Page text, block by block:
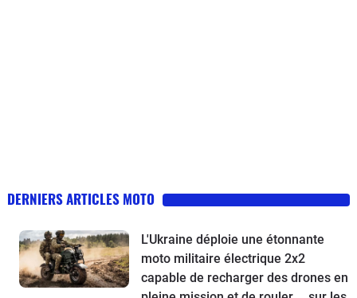
DERNIERS ARTICLES MOTO
L'Ukraine déploie une étonnante
moto militaire électrique 2x2
capable de recharger des drones en